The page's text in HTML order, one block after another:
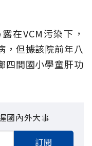
在VCM污染下，
，但據該院前年八
四間國小學童肝功
國內外大事
訂閱